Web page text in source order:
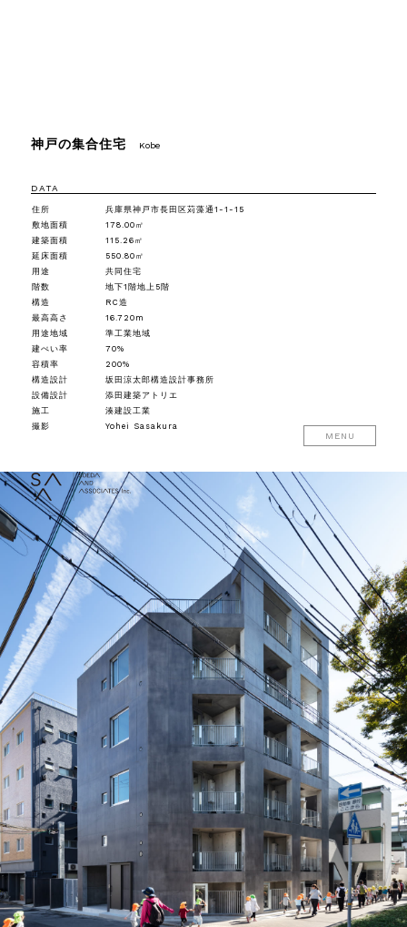
神戸の集合住宅 Kobe
DATA
住所
兵庫県神戸市長田区苅藻通1-1-15
敷地面積
178.00㎡
建築面積
115.26㎡
延床面積
550.80㎡
用途
共同住宅
階数
地下1階地上5階
構造
RC造
最高高さ
16.720m
用途地域
準工業地域
建ぺい率
70%
容積率
200%
構造設計
坂田涼太郎構造設計事務所
設備設計
添田建築アトリエ
施工
湊建設工業
撮影
Yohei Sasakura